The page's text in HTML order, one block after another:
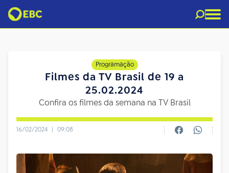
Programação
Filmes da TV Brasil de 19 a
25.02.2024
Confira os filmes da semana na TV Brasil
16/02/2024 | 09:08